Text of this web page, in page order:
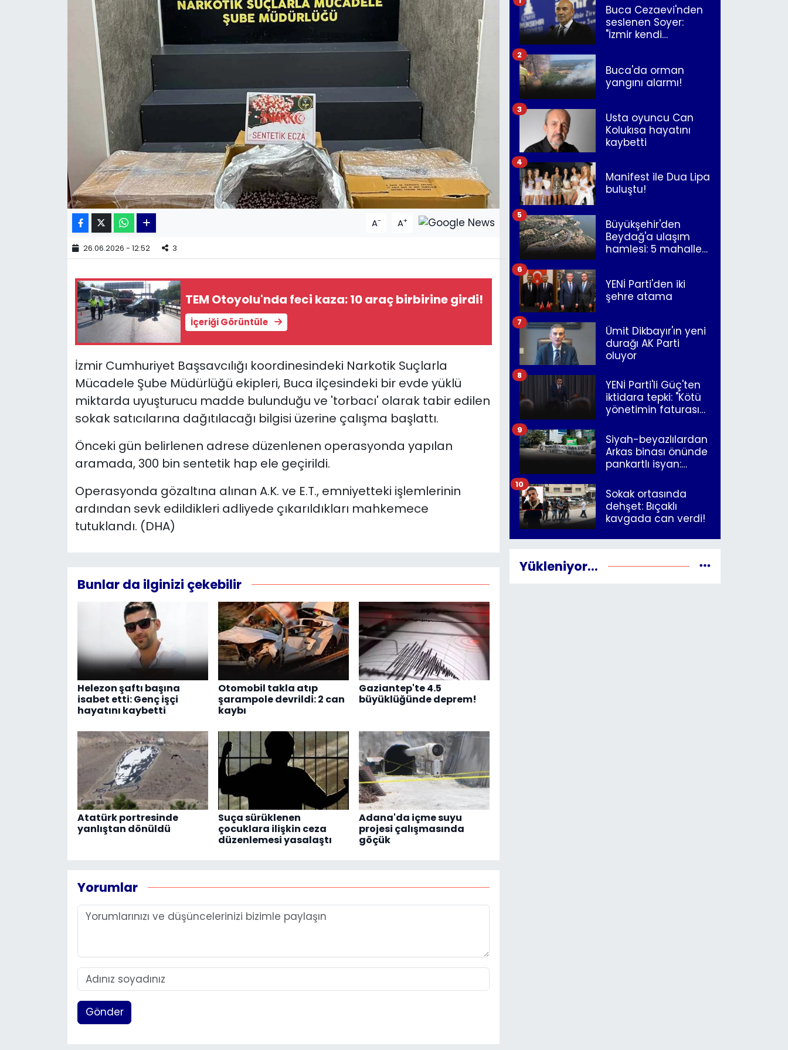
A- A+
26.06.2026 - 12:52 3
TEM Otoyolu'nda feci kaza: 10 araç birbirine girdi!
İçeriği Görüntüle
İzmir Cumhuriyet Başsavcılığı koordinesindeki Narkotik Suçlarla
Mücadele Şube Müdürlüğü ekipleri, Buca ilçesindeki bir evde yüklü
miktarda uyuşturucu madde bulunduğu ve 'torbacı' olarak tabir edilen
sokak satıcılarına dağıtılacağı bilgisi üzerine çalışma başlattı.
Önceki gün belirlenen adrese düzenlenen operasyonda yapılan
aramada, 300 bin sentetik hap ele geçirildi.
Operasyonda gözaltına alınan A.K. ve E.T., emniyetteki işlemlerinin
ardından sevk edildikleri adliyede çıkarıldıkları mahkemece
tutuklandı. (DHA)
Bunlar da ilginizi çekebilir
Helezon şaftı başına
isabet etti: Genç işçi
hayatını kaybetti
Otomobil takla atıp
şarampole devrildi: 2 can
kaybı
Gaziantep'te 4.5
büyüklüğünde deprem!
Atatürk portresinde
yanlıştan dönüldü
Suça sürüklenen
çocuklara ilişkin ceza
düzenlemesi yasalaştı
Adana'da içme suyu
projesi çalışmasında
göçük
Yorumlar
Gönder
Buca Cezaevi'nden
seslenen Soyer:
"İzmir kendi
Buca'da orman
yangını alarmı!
2
Usta oyuncu Can
Kolukısa hayatını
kaybetti
3
Manifest ile Dua Lipa
buluştu!
4
Büyükşehir'den
Beydağ'a ulaşım
hamlesi: 5 mahalle
5
YENİ Parti'den iki
şehre atama
6
Ümit Dikbayır'ın yeni
durağı AK Parti
oluyor
7
YENİ Parti'li Güç'ten
iktidara tepki: "Kötü
yönetimin faturasını
8
Siyah-beyazlılardan
Arkas binası önünde
pankartlı isyan:
İzmir"
9
Sokak ortasında
dehşet: Bıçaklı
kavgada can verdi!
10
Yükleniyor...
KÜLTÜR SANAT
TEKNOLOJİ
YEREL POLİTİKA
YEREL YÖNETİMLER